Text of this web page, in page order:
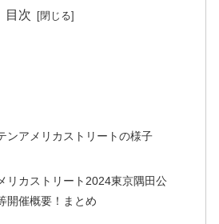
目次
ンアメリカストリートの様子
リカストリート2024東京隅田公
開催概要！まとめ